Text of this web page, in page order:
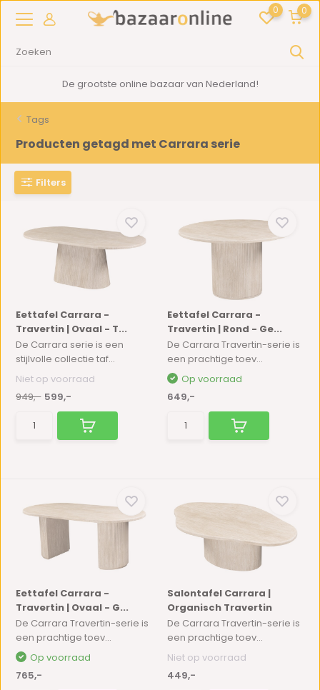
0 0
2000m2showroom in Woerden
Tags
Producten getagd met Carrara serie
Filters
Eettafel Carrara -
Travertin | Ovaal - T...
De Carrara serie is een
stijlvolle collectie taf...
Niet op voorraad
949,- 599,-
Eettafel Carrara -
Travertin | Rond - Ge...
De Carrara Travertin-serie is
een prachtige toev...
Op voorraad
649,-
Eettafel Carrara -
Travertin | Ovaal - G...
De Carrara Travertin-serie is
een prachtige toev...
Op voorraad
765,-
Salontafel Carrara |
Organisch Travertin
De Carrara Travertin-serie is
een prachtige toev...
Niet op voorraad
449,-